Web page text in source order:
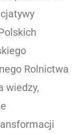
Rolnictwa
wiedzy,